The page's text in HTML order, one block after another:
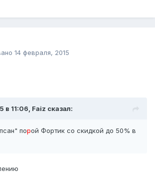
14 февраля, 2015
в 11:06, Faiz сказал:
порой Фортик со скидкой до 50% в